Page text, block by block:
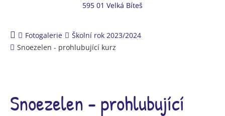
595 01 Velká Bíteš
Fotogalerie
Školní rok 2023/2024
Snoezelen - prohlubující kurz
Snoezelen - prohlubující